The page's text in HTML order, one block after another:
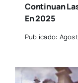
Continuan
En 2025
Publicado: